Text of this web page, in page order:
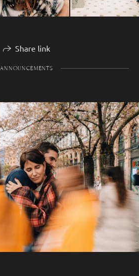
Share link
ANNOUNCEMENTS